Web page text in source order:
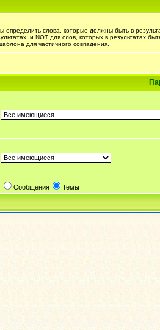
определить слова, которые должны быть в
и NOT для слов, которых в результатах
для частичного совпадения.
Сообщения Темы